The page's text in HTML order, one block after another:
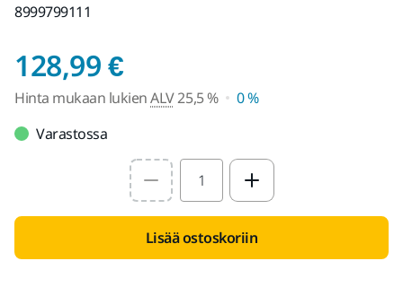
8999799111
128,99 €Hinta mukaan
Hinta mukaan lukienALV25,5 %
0 %
Varastossa
Select quantity value
Lisää ostoskoriin